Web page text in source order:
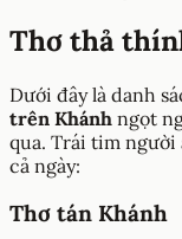
Thơ thả
Dưới đây là danh
trên Khánh ngọt
qua. Trái tim người
cả ngày:
Thơ tán Khánh